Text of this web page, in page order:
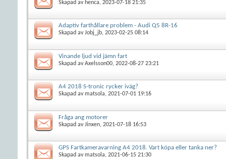
Skapad av henca, 2023-07-18 21:35
Adaptiv farthållare problem - Audi Q5 8R-16
Skapad avJobj_jb, 2023-02-25 08:14
Vinande ljud vid jämn fart
Skapad avAxelsson00, 2022-08-27 23:21
A4 2018 S-tronic rycker iväg?
Skapad avmatsola, 2021-07-01 19:16
Fråga ang motorer
Skapad avJinxen, 2021-07-18 16:53
GPS Fartkameravarning A4 2018. Vart köpa eller tanka ner?
Skapad avmatsola, 2021-06-15 21:30